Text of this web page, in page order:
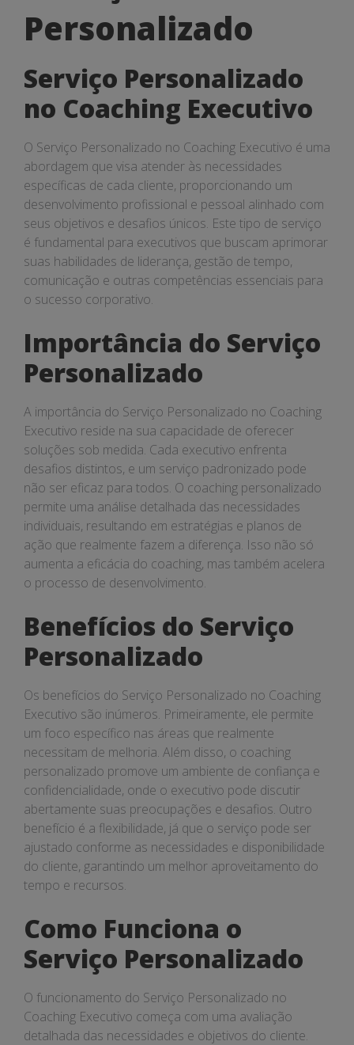
Personalizado
Serviço Personalizado
no Coaching Executivo
O Serviço Personalizado no Coaching Executivo é uma
abordagem que visa atender às necessidades
específicas de cada cliente, proporcionando um
desenvolvimento profissional e pessoal alinhado com
seus objetivos e desafios únicos. Este tipo de serviço
é fundamental para executivos que buscam aprimorar
suas habilidades de liderança, gestão de tempo,
comunicação e outras competências essenciais para
o sucesso corporativo.
Importância do Serviço
Personalizado
A importância do Serviço Personalizado no Coaching
Executivo reside na sua capacidade de oferecer
soluções sob medida. Cada executivo enfrenta
desafios distintos, e um serviço padronizado pode
não ser eficaz para todos. O coaching personalizado
permite uma análise detalhada das necessidades
individuais, resultando em estratégias e planos de
ação que realmente fazem a diferença. Isso não só
aumenta a eficácia do coaching, mas também acelera
o processo de desenvolvimento.
Benefícios do Serviço
Personalizado
Os benefícios do Serviço Personalizado no Coaching
Executivo são inúmeros. Primeiramente, ele permite
um foco específico nas áreas que realmente
necessitam de melhoria. Além disso, o coaching
personalizado promove um ambiente de confiança e
confidencialidade, onde o executivo pode discutir
abertamente suas preocupações e desafios. Outro
benefício é a flexibilidade, já que o serviço pode ser
ajustado conforme as necessidades e disponibilidade
do cliente, garantindo um melhor aproveitamento do
tempo e recursos.
Como Funciona o
Serviço Personalizado
O funcionamento do Serviço Personalizado no
Coaching Executivo começa com uma avaliação
detalhada das necessidades e objetivos do cliente.